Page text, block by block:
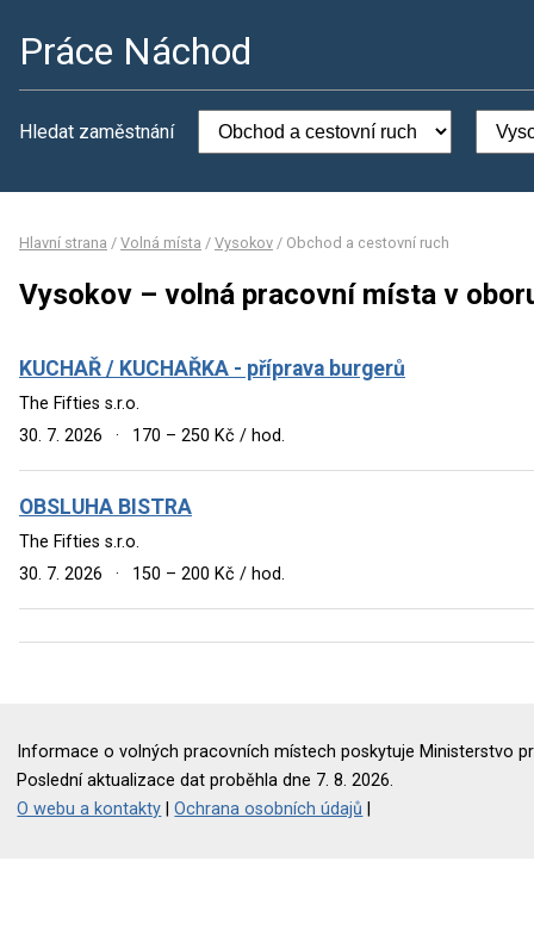
Práce Náchod
Hledat zaměstnání
Hlavní strana / Volná místa / Vysokov / Obchod a cestovní ruch
Vysokov – volná pracovní místa v
KUCHAŘ / KUCHAŘKA - příprava burgerů
The Fifties s.r.o.
30. 7. 2026
· 170 – 250 Kč / hod.
OBSLUHA BISTRA
The Fifties s.r.o.
30. 7. 2026
· 150 – 200 Kč / hod.
Informace o volných pracovních místech poskytuje Ministerstvo
Poslední aktualizace dat proběhla dne 7. 8. 2026.
O webu a kontakty |Ochrana osobních údajů